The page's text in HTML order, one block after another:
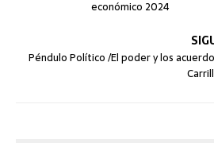
económico 2024
Péndulo Político /El poder y los